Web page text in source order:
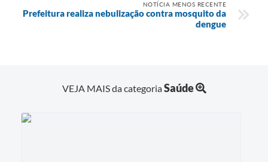
NOTÍCIA MENOS RECENTE
Prefeitura realiza nebulização contra mosquito da
dengue
VEJA MAIS da categoriaSaúde